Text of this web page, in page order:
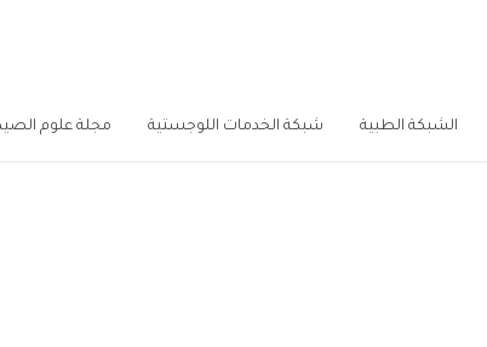
الشبكة الطبية شبكة الخدمات اللوجستية مجلة علوم